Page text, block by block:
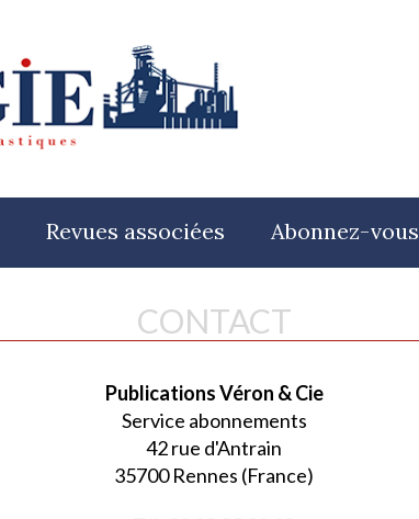
Revues associées Abonnez-vous
CONTACT
Publications Véron & Cie
Service abonnements
42 rue d'Antrain
35700 Rennes (France)